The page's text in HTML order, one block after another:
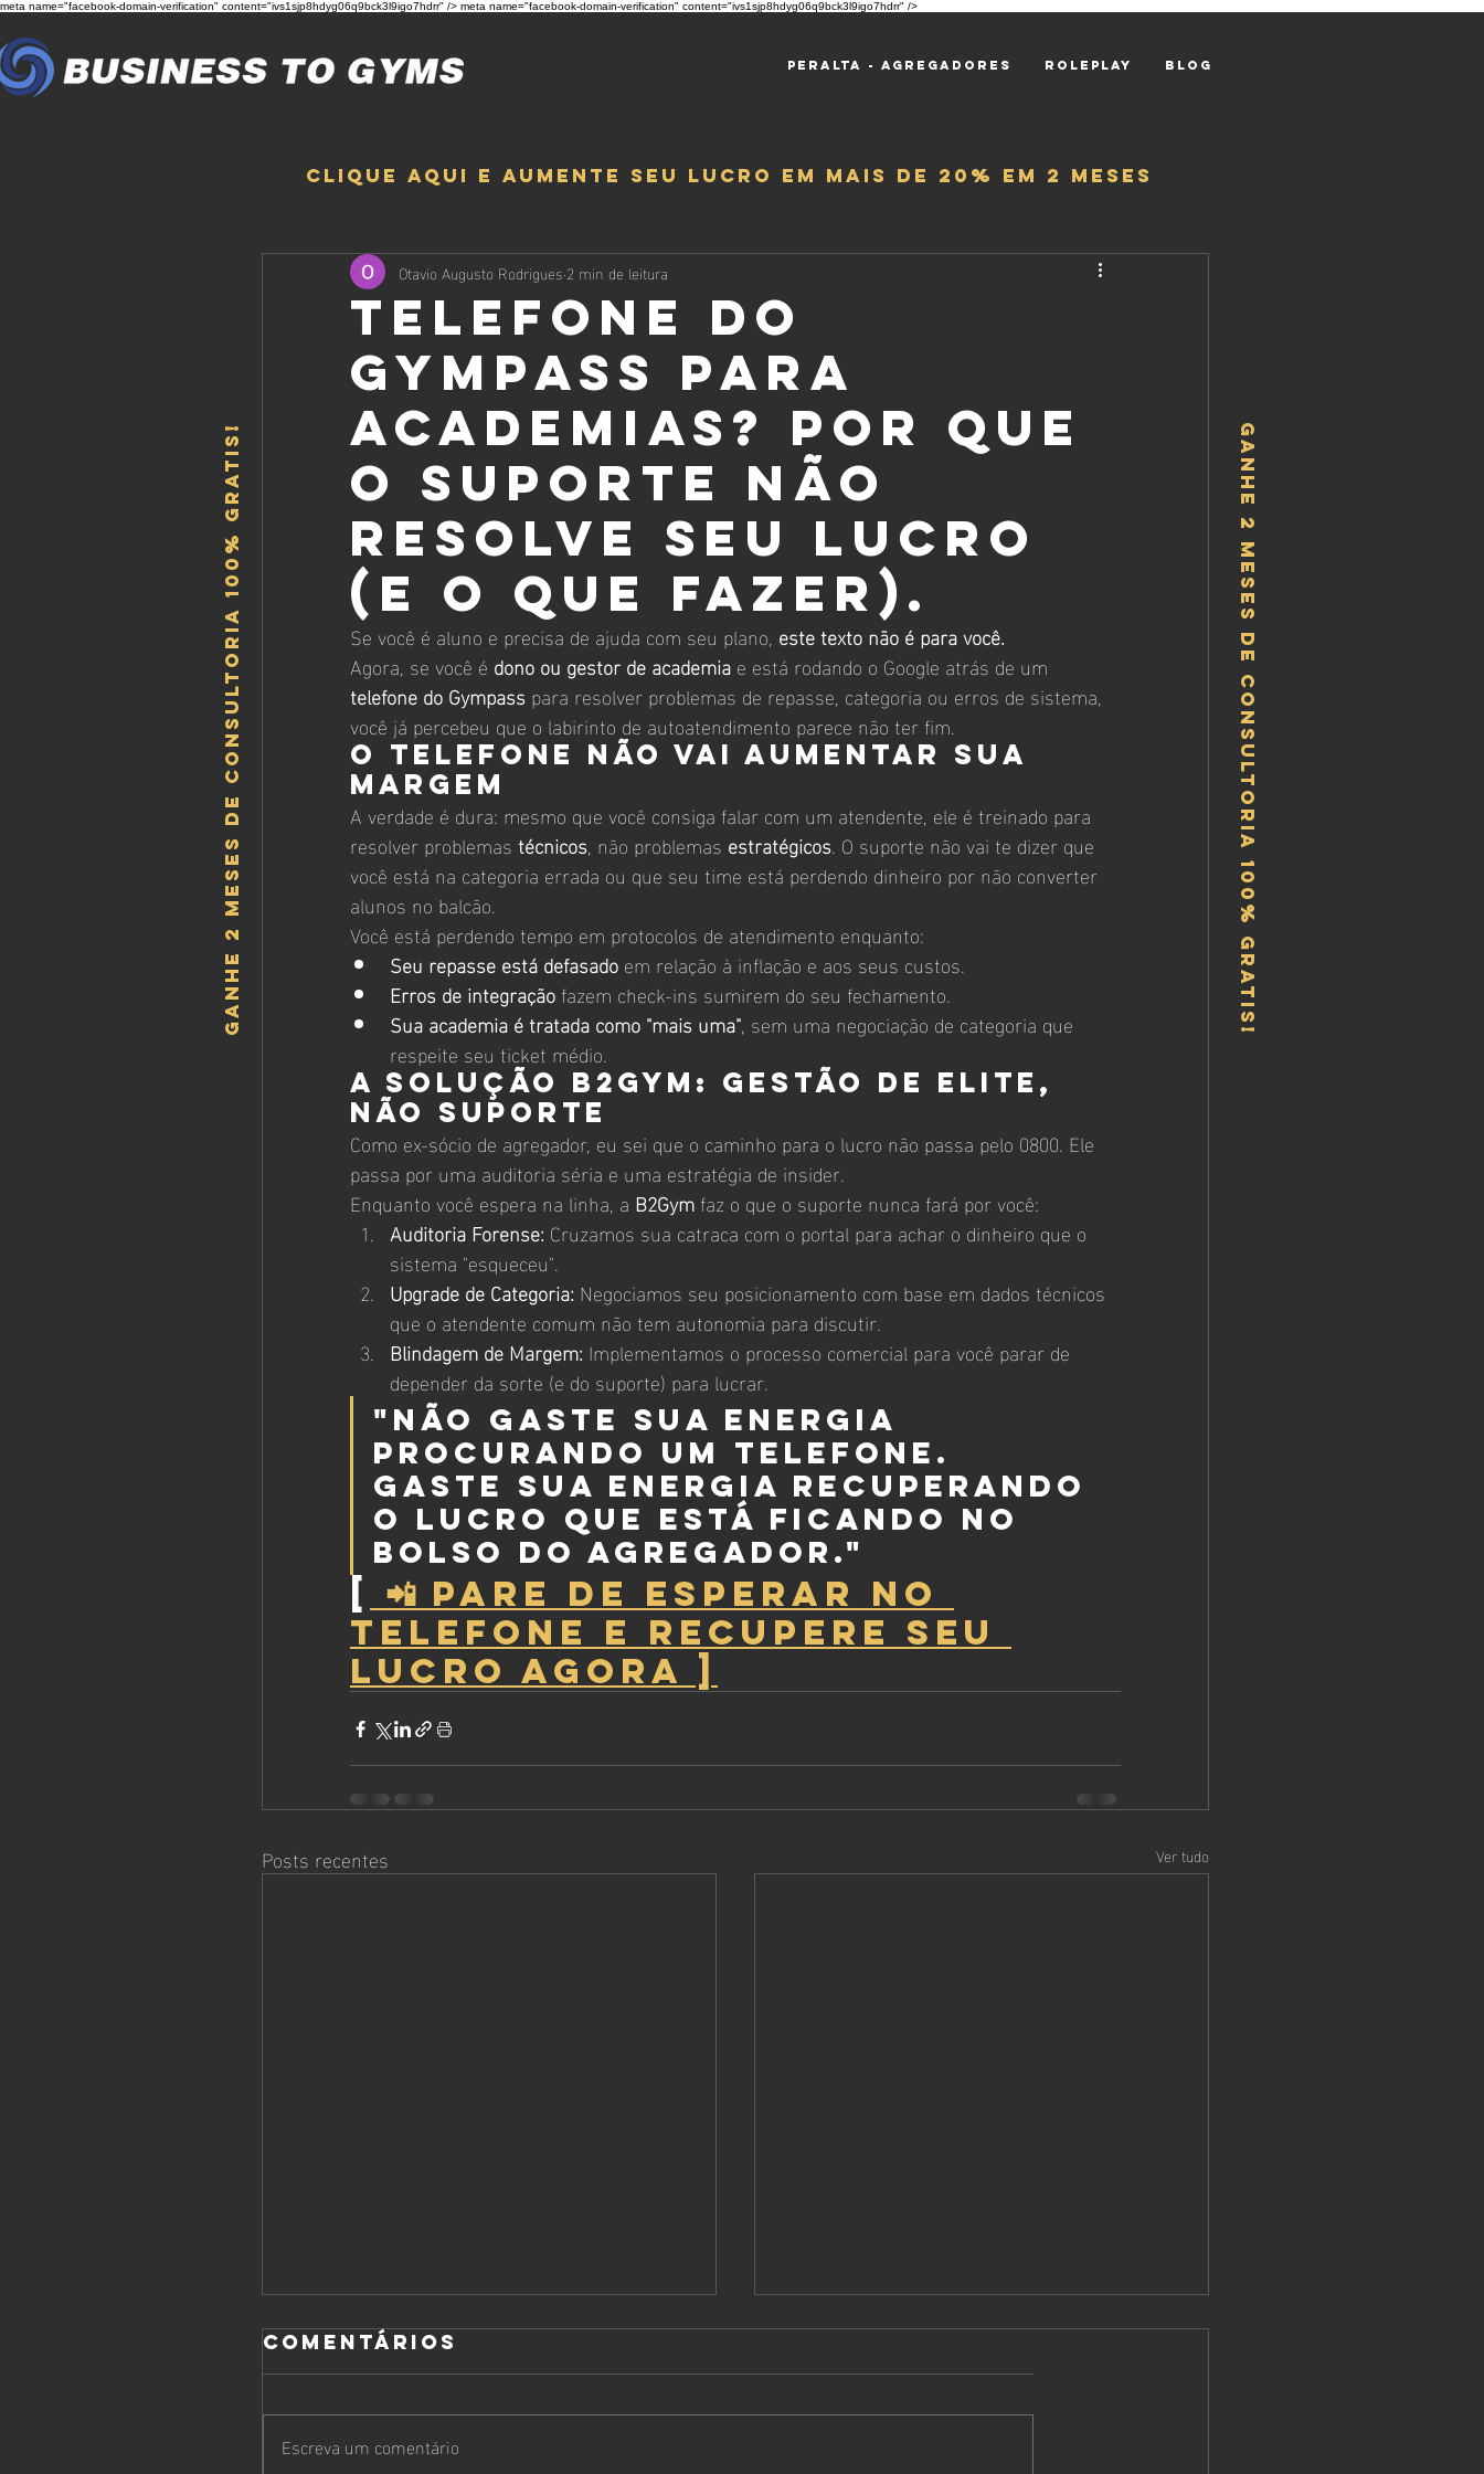
meta name="facebook-domain-verification" content="ivs1sjp8hdyg06q9bck3l9igo7hdrr" /> meta name="facebook-domain-verification" content="ivs1sjp8hdyg06q9bck3l9igo7hdrr" />
Peralta - Agregadores Roleplay Blog
Telefone do
Gympass para
Academias? Por que
o suporte não
resolve seu lucro
(e o que fazer).
Otavio Augusto Rodrigues 2 min de leitura
Se você é aluno e precisa de ajuda com seu plano, este texto não é para você.
Agora, se você é dono ou gestor de academia e está rodando o Google atrás de um
telefone do Gympass para resolver problemas de repasse, categoria ou erros de sistema,
você já percebeu que o labirinto de autoatendimento parece não ter fim.
O telefone não vai aumentar sua
margem
A verdade é dura: mesmo que você consiga falar com um atendente, ele é treinado para
resolver problemas técnicos, não problemas estratégicos. O suporte não vai te dizer que
você está na categoria errada ou que seu time está perdendo dinheiro por não converter
alunos no balcão.
Você está perdendo tempo em protocolos de atendimento enquanto:
Seu repasse está defasado em relação à inflação e aos seus custos.
Erros de integração fazem check-ins sumirem do seu fechamento.
Sua academia é tratada como "mais uma", sem uma negociação de categoria que
respeite seu ticket médio.
A Solução B2Gym: Gestão de Elite,
não Suporte
Como ex-sócio de agregador, eu sei que o caminho para o lucro não passa pelo 0800. Ele
passa por uma auditoria séria e uma estratégia de insider.
Enquanto você espera na linha, a B2Gym faz o que o suporte nunca fará por você:
Auditoria Forense: Cruzamos sua catraca com o portal para achar o dinheiro que o
sistema "esqueceu".
Upgrade de Categoria: Negociamos seu posicionamento com base em dados técnicos
que o atendente comum não tem autonomia para discutir.
Blindagem de Margem: Implementamos o processo comercial para você parar de
depender da sorte (e do suporte) para lucrar.
"Não gaste sua energia
procurando um telefone.
Gaste sua energia recuperando
o lucro que está ficando no
bolso do agregador."
[ 📲 PARE DE ESPERAR NO
TELEFONE E RECUPERE SEU
LUCRO AGORA ]
Posts recentes Ver tudo
Comentários
Escreva um comentário
Clique aqui e aumente seu lucro em mais de 20% em 2 meses
Ganhe 2 meses de consultoria 100% gratis! Ganhe 2 meses de consultoria 100% gratis!